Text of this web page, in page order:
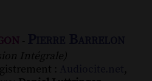
-
Intégrale)
:
,